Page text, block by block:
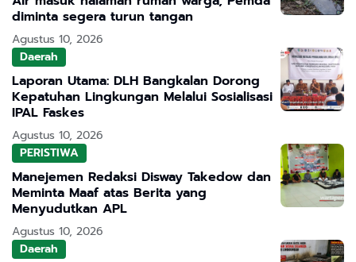
diminta segera turun tangan
Agustus 10, 2026
Daerah
Laporan Utama: DLH Bangkalan Dorong
Kepatuhan Lingkungan Melalui Sosialisasi
IPAL Faskes
Agustus 10, 2026
PERISTIWA
Manejemen Redaksi Disway Takedow dan
Meminta Maaf atas Berita yang
Menyudutkan APL
Agustus 10, 2026
Daerah